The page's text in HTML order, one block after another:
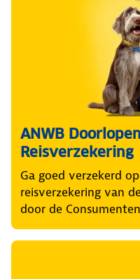
ANWB
Reisverzekering
Ga goed verzekerd
reisverzekering van
door de